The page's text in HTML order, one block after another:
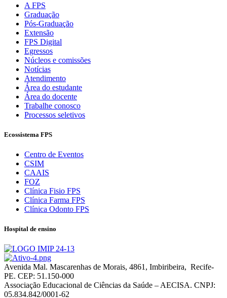
A FPS
Graduação
Pós-Graduação
Extensão
FPS Digital
Egressos
Núcleos e comissões
Notícias
Atendimento
Área do estudante
Área do docente
Trabalhe conosco
Processos seletivos
Ecossistema FPS
Centro de Eventos
CSIM
CAAIS
FOZ
Clínica Fisio FPS
Clínica Farma FPS
Clínica Odonto FPS
Hospital de ensino
Avenida Mal. Mascarenhas de Morais, 4861, Imbiribeira, Recife-
PE. CEP: 51.150-000
Associação Educacional de Ciências da Saúde – AECISA. CNPJ:
05.834.842/0001-62